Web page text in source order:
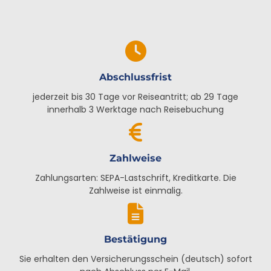
Abschlussfrist
jederzeit bis 30 Tage vor Reiseantritt; ab 29 Tage
innerhalb 3 Werktage nach Reisebuchung
Zahlweise
Zahlungsarten: SEPA-Lastschrift, Kreditkarte. Die
Zahlweise ist einmalig.
Bestätigung
Sie erhalten den Versicherungsschein (deutsch) sofort